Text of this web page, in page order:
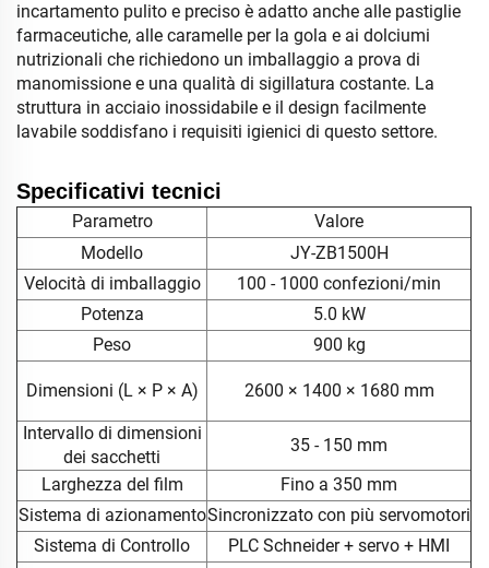
incartamento pulito e preciso è adatto anche alle pastiglie
farmaceutiche, alle caramelle per la gola e ai dolciumi
nutrizionali che richiedono un imballaggio a prova di
manomissione e una qualità di sigillatura costante. La
struttura in acciaio inossidabile e il design facilmente
lavabile soddisfano i requisiti igienici di questo settore.
Specificativi tecnici
Parametro
Valore
Modello
JY-ZB1500H
Velocità di imballaggio
100 - 1000 confezioni/min
Potenza
5.0 kW
Peso
900 kg
Dimensioni (L × P × A) 2600 × 1400 × 1680 mm
Intervallo di dimensioni
dei sacchetti
35 - 150 mm
Larghezza del film
Fino a 350 mm
Sistema di azionamentoSincronizzato con più servomotori
Sistema di Controllo
PLC Schneider + servo + HMI